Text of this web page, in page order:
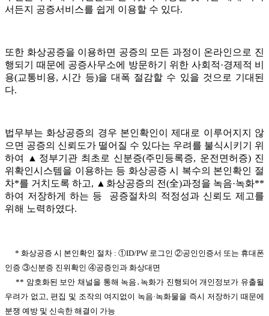
서든지 공증서비스를 쉽게 이용할 수 있다.
또한 화상공증을 이용하면 공증의 모든 과정이 온라인으로 진
행되기 때문에 공증사무소에 방문하기 위한 사회적·경제적 비
용(교통비용, 시간 등)을 대폭 절감할 수 있을 것으로 기대된
다.
법무부는 화상공증의 경우 본인확인이 제대로 이루어지지 않
으면 공증의 신뢰도가 떨어질 수 있다는 우려를 불식시키기 위
하여 ▲정부기관 최초로 신분증(주민등록증, 운전면허증) 진
위확인시스템을 이용하는 등 화상공증 시 복수의 본인확인 절
차*를 거치도록 하고, ▲화상공증의 전(全)과정을 녹음·녹화**
하여 저장하게 하는 등 공증절차의 적정성과 신뢰도 제고를
위해 노력하였다.
* 화상공증 시 본인확인 절차 : ①ID/PW 로그인 ②공인인증서 또는 휴대폰
인증 ③신분증 진위확인 ④공증인과 화상대면
** 암호화된 보안 채널을 통해 녹음․녹화가 진행되어 개인정보가 유출될
우려가 없고, 편집 및 조작의 여지없이 녹음·녹화물을 즉시 저장하기 때문에
분쟁 예방 및 신속한 해결이 가능